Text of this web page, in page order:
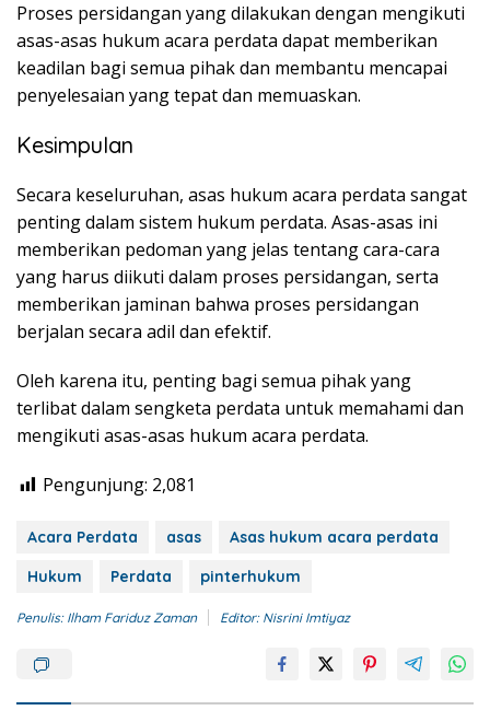
Proses persidangan yang dilakukan dengan mengikuti
asas-asas hukum acara perdata dapat memberikan
keadilan bagi semua pihak dan membantu mencapai
penyelesaian yang tepat dan memuaskan.
Kesimpulan
Secara keseluruhan, asas hukum acara perdata sangat
penting dalam sistem hukum perdata. Asas-asas ini
memberikan pedoman yang jelas tentang cara-cara
yang harus diikuti dalam proses persidangan, serta
memberikan jaminan bahwa proses persidangan
berjalan secara adil dan efektif.
Oleh karena itu, penting bagi semua pihak yang
terlibat dalam sengketa perdata untuk memahami dan
mengikuti asas-asas hukum acara perdata.
Pengunjung: 2,081
Acara Perdata asas
Asas hukum acara perdata
Hukum
Perdata pinterhukum
Penulis: Ilham Fariduz Zaman Editor: Nisrini Imtiyaz